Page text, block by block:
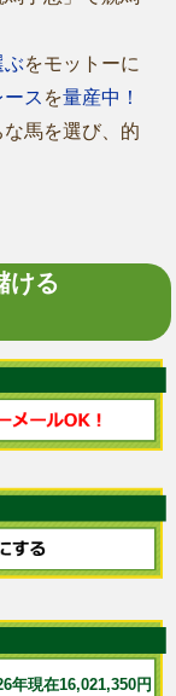
ぶをモットーに
ス を量産中！
馬を選び、的
ける
年現在16,021,350円